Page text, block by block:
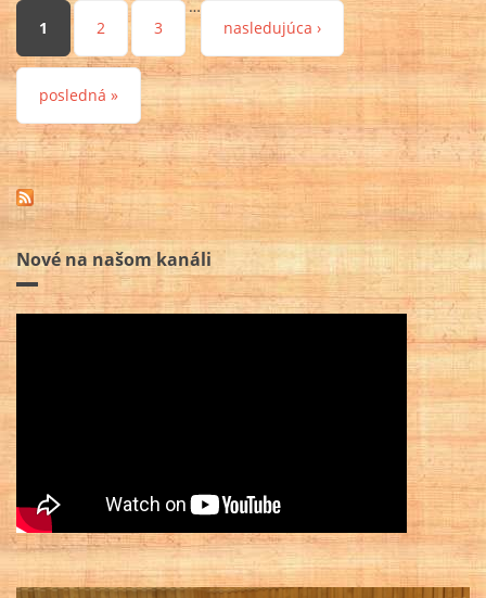
Stránky
1 2 3
…
nasledujúca ›
posledná »
Nové na našom kanáli